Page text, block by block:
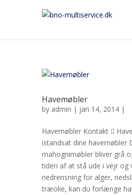
Havemøbler
by admin | jan 14, 2014 |
Havemøbler Kontakt 
istandsat dine havemøbler
mahognimøbler bliver grå
tiden af at stå ude i vejr og
nedrensning for alger,
træolie, kan du forlænge